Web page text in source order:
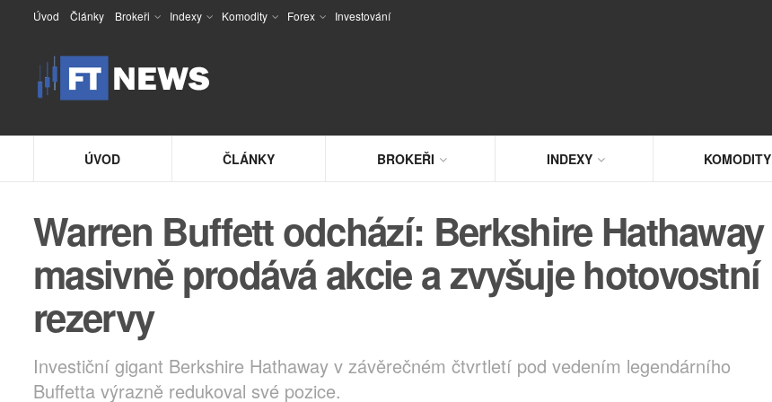
Úvod Články Brokeři Indexy Komodity Forex Investování
ÚVOD ČLÁNKY BROKEŘI INDEXY KOMODITY
Warren Buffett odchází: Berkshire Hathaway
masivně prodává akcie a zvyšuje hotovostní
rezervy
Investiční gigant Berkshire Hathaway v závěrečném čtvrtletí pod vedením legendárního
Buffetta výrazně redukoval své pozice.